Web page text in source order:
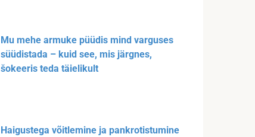
Mu mehe armuke püüdis mind varguses
süüdistada – kuid see, mis järgnes,
šokeeris teda täielikult
Haigustega võitlemine ja pankrotistumine